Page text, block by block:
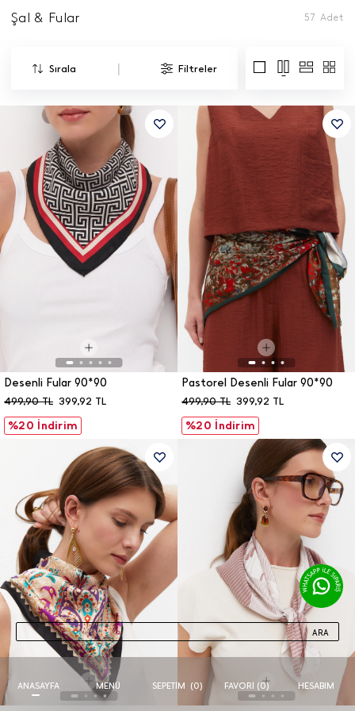
Şal & Fular 57 Adet
Sırala | Filtreler
%20 İndirim
399,92 TL
499,90 TL
Desenli Fular 90*90
%20 İndirim
399,92 TL
499,90 TL
Pastorel Desenli Fular 90*90
ARA
ANASAYFA MENÜ SEPETIM (0) FAVORI (0) HESABIM